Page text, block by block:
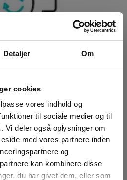
Detaljer Om
cookies
vores indhold og
til sociale medier og til
Vi deler også oplysninger om
med vores partnere inden
og
kan kombinere disse
du har givet dem, eller som